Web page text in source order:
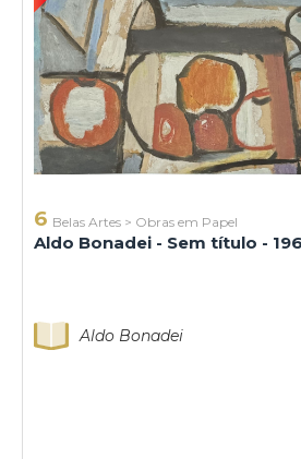
6 Belas Artes > Obras em Papel
Aldo Bonadei - Sem título -
Aldo Bonadei